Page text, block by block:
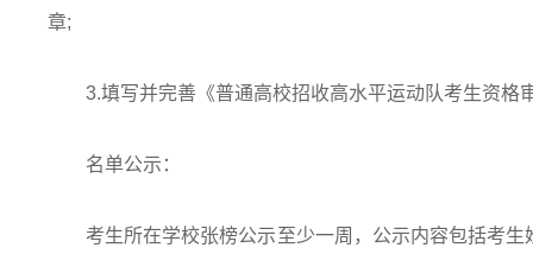
章;
3.填写并完善《普通高校招收高水平运动队考生资格
名单公示：
考生所在学校张榜公示至少一周，公示内容包括考生